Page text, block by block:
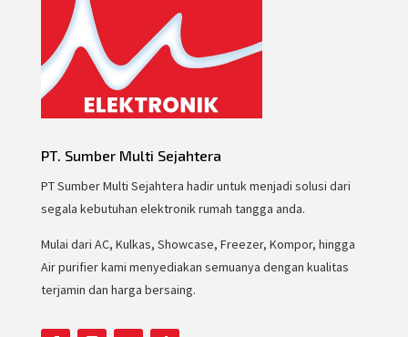
PT. Sumber Multi Sejahtera
PT Sumber Multi Sejahtera hadir untuk menjadi solusi dari
segala kebutuhan elektronik rumah tangga anda.
Mulai dari AC, Kulkas, Showcase, Freezer, Kompor, hingga
Air purifier kami menyediakan semuanya dengan kualitas
terjamin dan harga bersaing.